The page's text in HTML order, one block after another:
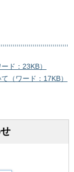
ド：23KB）
（ワード：17KB）